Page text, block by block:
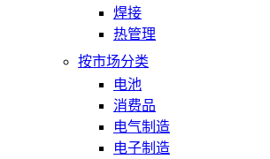
焊接
热管理
按市场分类
电池
消费品
电气制造
电子制造